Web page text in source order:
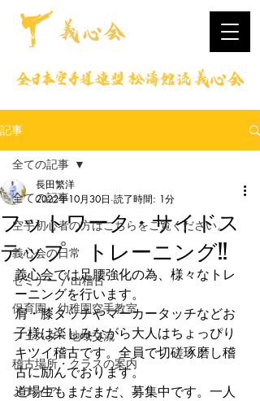
記事
全ての記事
空手初心者の方はこちらをご覧ください。
義心会の日常
セミナー / 出稽古
保育園・幼稚園空手教室
フェスタ・地域交流
稽古場所・クラスの案内
メディア
全ての記事
フットワーク・サイドス
テップ トレーニング!!
長田繁洋
2022年10月30日 読了時間: 1分
義心会では足腰強化の為、様々なトレ
ーニングを行います。
肩・膝タッチやマーカータッチなどお
子様は楽しみながら大人はちょっぴり
キツイ稽古です。全員で切磋琢磨し稽
古に励んでおります。
道場生もまだまだ、募集中です。一人